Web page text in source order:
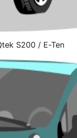
S200 / E-Ten